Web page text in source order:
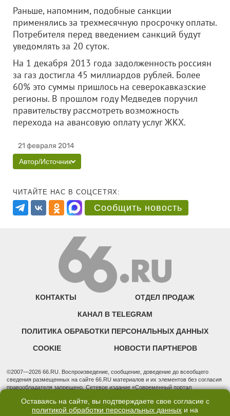
Раньше, напомним, подобные санкции
применялись за трехмесячную просрочку оплаты.
Потребителя перед введением санкций будут
уведомлять за 20 суток.
На 1 декабря 2013 года задолженность россиян
за газ достигла 45 миллиардов рублей. Более
60% это суммы пришлось на северокавказские
регионы. В прошлом году Медведев поручил
правительству рассмотреть возможность
перехода на авансовую оплату услуг ЖКХ.
21 февраля 2014
Автор/Источник
ЧИТАЙТЕ НАС В СОЦСЕТЯХ:
Сообщить новость
КОНТАКТЫ ОТДЕЛ ПРОДАЖ
КАНАЛ В TELEGRAM
ПОЛИТИКА ОБРАБОТКИ ПЕРСОНАЛЬНЫХ ДАННЫХ
COOKIE НОВОСТИ ПАРТНЕРОВ
©2007—2026 66.RU. Воспроизведение, сообщение, доведение до всеобщего
сведения размещенных на сайте 66.RU материалов и их элементов без согласия
правообладателя запрещено. Сетевое издание «Современный портал
надзору в сфере связи, информационных технологий и массовых коммуникаций
(Роскомнадзор). Регистрационный номер ЭЛ № ФС 77 - 76634 от 02.09.2019
Оставаясь на сайте, вы подтверждаете свое согласие с
политикой обработки персональных данных и на